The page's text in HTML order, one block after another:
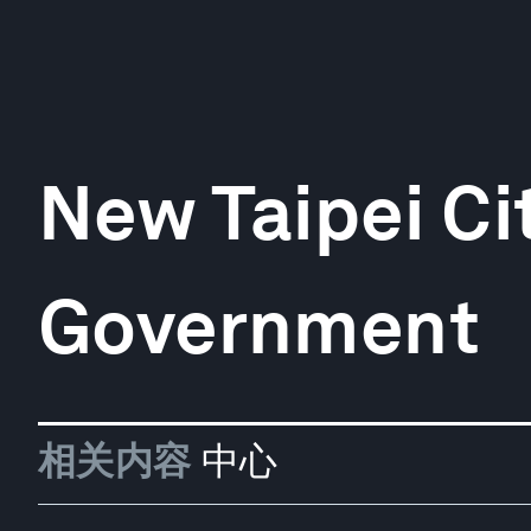
New Taipei
Government
相关内容 中心